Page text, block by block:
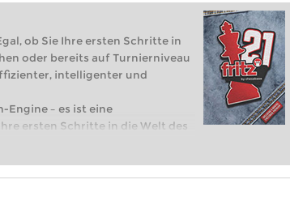
ob Sie Ihre ersten Schritte in
oder bereits auf Turnierniveau
intelligenter und
Engine – es ist eine
ersten Schritte in die Welt des
auf Turnierniveau spielen: Mit